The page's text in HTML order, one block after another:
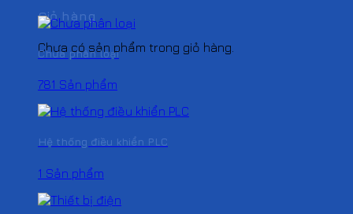
Giỏ hàng
Chưa có sản phẩm trong giỏ hàng.
Chưa phân loại
781 Sản phẩm
Hệ thống điều khiển PLC
1 Sản phẩm